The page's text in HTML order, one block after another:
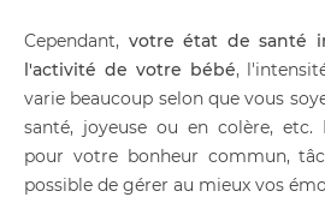
Cependant, votre état de santé
l'activité de votre bébé,
varie beaucoup selon que vous
santé, joyeuse ou en colère,
pour votre bonheur commun,
possible de gérer au mieux vos